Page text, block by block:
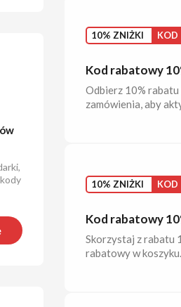
10% ZNIŻKI KOD
Kod rabatowy
Odbierz 10% rabatu
zamówienia, aby
10% ZNIŻKI KOD
Kod rabatowy
Skorzystaj z rabatu
rabatowy w koszyku.